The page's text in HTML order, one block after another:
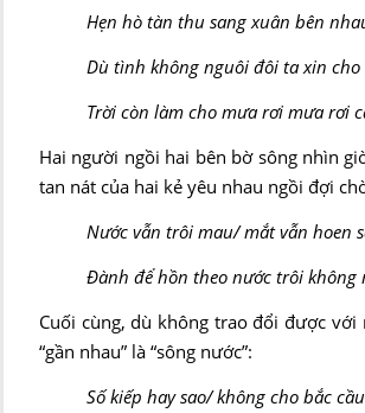
Hẹn hò tàn thu sang xuân bên
Dù tình không nguôi đôi ta xin cho
Trời còn làm cho mưa rơi mưa rơi
Hai người ngồi hai bên bờ sông nhìn
tan nát của hai kẻ yêu nhau ngồi đợi
Nước vẫn trôi mau/ mắt vẫn hoen
Đành để hồn theo nước trôi không
Cuối cùng, dù không trao đổi được
“gần nhau” là “sông nước”:
Số kiếp hay sao/ không cho bắc cầu